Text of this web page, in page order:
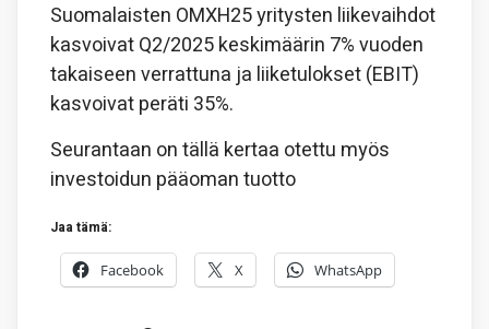
Suomalaisten OMXH25 yritysten liikevaihdot
kasvoivat Q2/2025 keskimäärin 7% vuoden
takaiseen verrattuna ja liiketulokset (EBIT)
kasvoivat peräti 35%.
Seurantaan on tällä kertaa otettu myös
investoidun pääoman tuotto
Jaa tämä:
Facebook X WhatsApp